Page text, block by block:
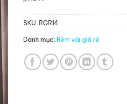
SKU:RGR14
Danh mục:Rèm vải giá rẻ